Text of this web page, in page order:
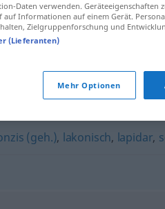
(geh.), lakonisch, lapidar,
Daten verwenden.
Informationen auf einem Gerät.
Zielgruppenforschung und
(Lieferanten)
Mehr Optionen